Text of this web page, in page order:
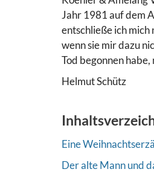
Jahr 1981 auf dem
entschließe ich mich
wenn sie mir dazu
Tod begonnen
Helmut Schütz
Eine
Der alte Mann und